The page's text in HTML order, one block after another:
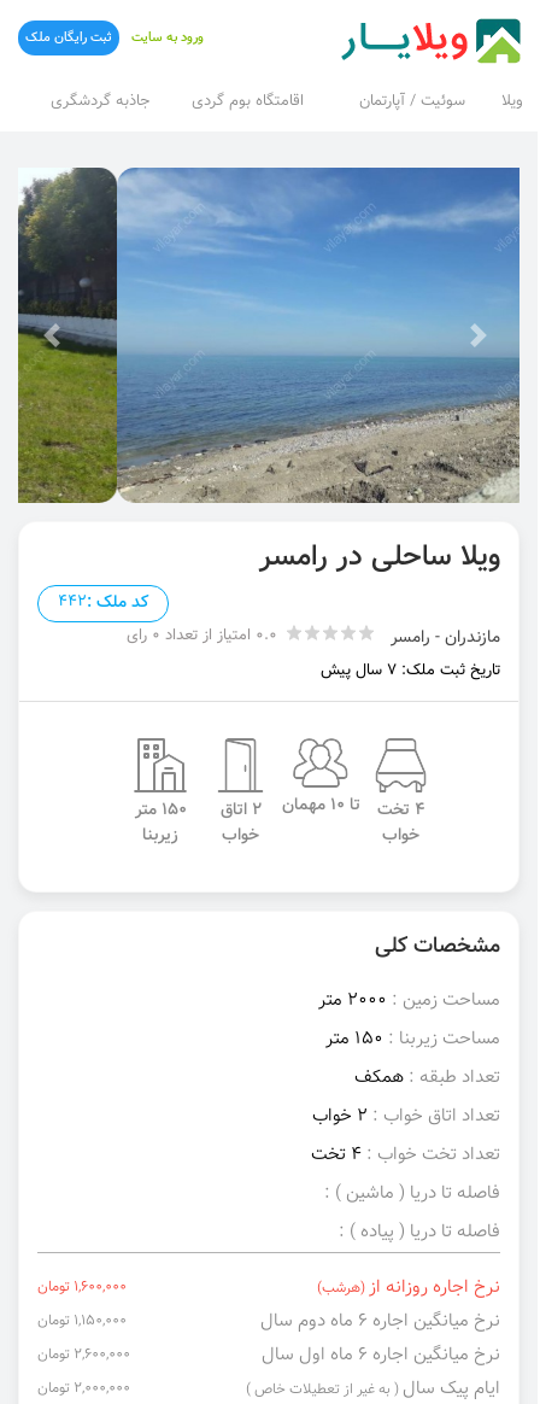
ویلا سوئیت / آپارتمان اقامتگاه بوم گردی جاذبه گردشگری
ورود به سایت ثبت رایگان ملک
ویلا ساحلی در رامسر
کد ملک :442
مازندران - رامسر
0.0 امتیاز از تعداد 0 رای
تاریخ ثبت ملک: 7 سال پیش
4 تخت
خواب
تا 10 مهمان
2 اتاق
خواب
150 متر
زیربنا
مشخصات کلی
مساحت زمین : 2000 متر
مساحت زیربنا : 150 متر
تعداد طبقه : همکف
تعداد اتاق خواب : 2 خواب
تعداد تخت خواب : 4 تخت
فاصله تا دریا ( ماشین ) :
فاصله تا دریا ( پیاده ) :
نرخ اجاره روزانه از (هرشب) 1,600,000 تومان
نرخ میانگین اجاره ۶ ماه دوم سال 1,150,000 تومان
نرخ میانگین اجاره ۶ ماه اول سال 2,600,000 تومان
ایام پیک سال ( به غیر از تعطیلات خاص ) 2,000,000 تومان